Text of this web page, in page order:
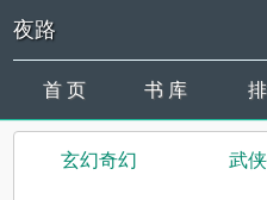
夜路
首 页 书 库
玄幻奇幻 武